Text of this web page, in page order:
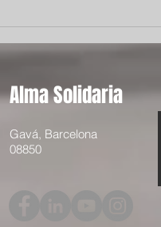
en Gambia
Alma Solidaria
Gavá, Barcelona
08850